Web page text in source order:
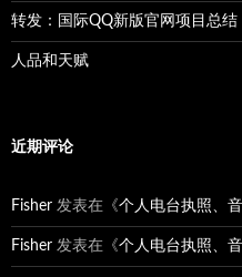
转发：国际QQ新版官网项目总结
人品和天赋
近期评论
Fisher 发表在《个人电台执照、
Fisher 发表在《个人电台执照、